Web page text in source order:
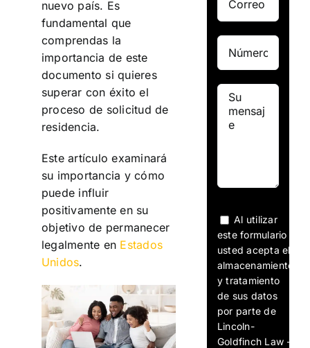
nuevo país. Es
fundamental que
comprendas la
importancia de este
documento si quieres
superar con éxito el
proceso de solicitud de
residencia.
Este artículo examinará
su importancia y cómo
puede influir
positivamente en su
objetivo de permanecer
legalmente en Estados
Unidos.
Al utilizar
este formulario
usted acepta el
almacenamiento
y tratamiento
de sus datos
por parte de
Lincoln-
Goldfinch Law -